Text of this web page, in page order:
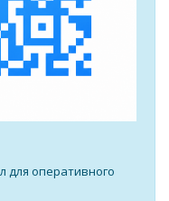
для оперативного